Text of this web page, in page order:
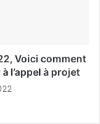
Voici comment
l’appel à projet